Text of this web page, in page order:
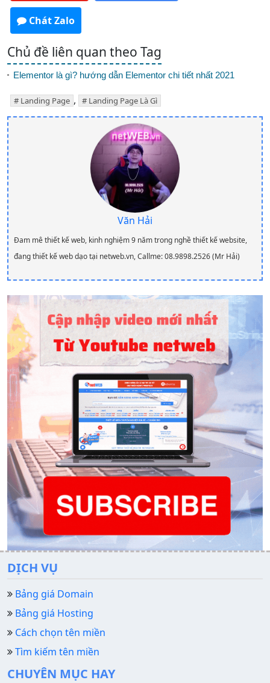
Chát Zalo
Chủ đề liên quan theo Tag
Elementor là gì? hướng dẫn Elementor chi tiết nhất 2021
Landing Page , Landing Page Là Gì
Văn Hải
Đam mê thiết kế web, kinh nghiệm 9 năm trong nghề thiết kế website,
đang thiết kế web dạo tại netweb.vn, Callme: 08.9898.2526 (Mr Hải)
DỊCH VỤ
Bảng giá Domain
Bảng giá Hosting
Cách chọn tên miền
Tìm kiếm tên miền
CHUYÊN MỤC HAY